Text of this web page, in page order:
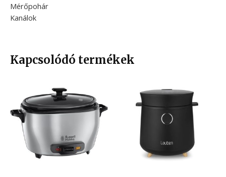
Mérőpohár
Kanálok
Kapcsolódó termékek